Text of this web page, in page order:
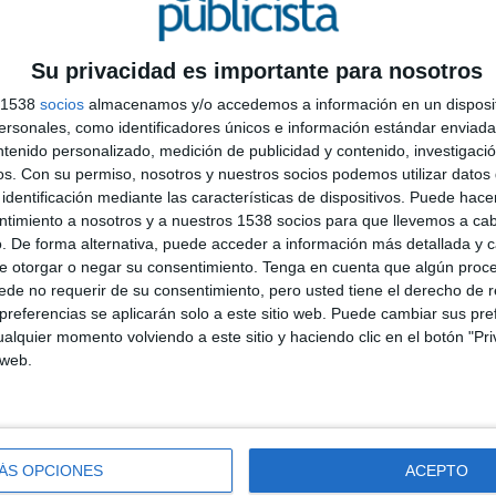
Su privacidad es importante para nosotros
socios almacenamos y/o accedemos a información en un
como identificadores únicos e información estándar
personalizado, medición de publicidad y contenido,
Con su permiso, nosotros y nuestros socios podemos utilizar datos
mediante las características de dispositivos. Puede
a nosotros y a nuestros 1538 socios para que llevemos a
De forma alternativa, puede acceder a información más detallada y
otorgar o negar su consentimiento. Tenga en cuenta que algún
no requerir de su consentimiento, pero usted tiene el derecho de
se aplicarán solo a este sitio web. Puede cambiar sus
momento volviendo a este sitio y haciendo clic en el botón
OPCIONES ACEPTO
película” (2017).
en la última década, conmás de 250 millones
” señala Henk Campher, vicepresidente de marketing
incluso dicen que son el equivalente moderno de
trasciende las fronteras culturales y geográficas”,
porHootsuitey We Are Social, recoge cuáles
lugar, la cara con lágrimas de risao “Face With
veces desde julio de 2013. Le sigue el
usado 1.423.000.000 veces y en tercer lugar se
ocarita con ojos de corazón, que ha sido
últimos meses, el teletrabajo ha sido uno de
en Twitter, llegando a convertirse en tendencia
más se han utilizado entorno a este tema para
la carita con lágrimas de risa, los ojos y la cara